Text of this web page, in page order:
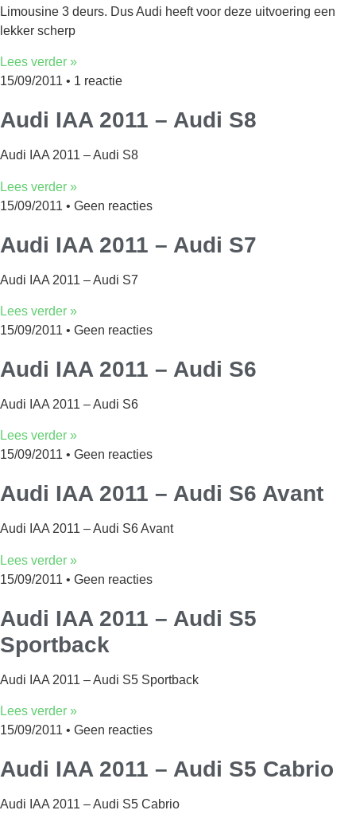
Limousine 3 deurs. Dus Audi heeft voor deze uitvoering een
lekker scherp
Lees verder »
15/09/2011
1 reactie
Audi IAA 2011 – Audi S8
Audi IAA 2011 – Audi S8
Lees verder »
15/09/2011
Geen reacties
Audi IAA 2011 – Audi S7
Audi IAA 2011 – Audi S7
Lees verder »
15/09/2011
Geen reacties
Audi IAA 2011 – Audi S6
Audi IAA 2011 – Audi S6
Lees verder »
15/09/2011
Geen reacties
Audi IAA 2011 – Audi S6 Avant
Audi IAA 2011 – Audi S6 Avant
Lees verder »
15/09/2011
Geen reacties
Audi IAA 2011 – Audi S5
Sportback
Audi IAA 2011 – Audi S5 Sportback
Lees verder »
15/09/2011
Geen reacties
Audi IAA 2011 – Audi S5 Cabrio
Audi IAA 2011 – Audi S5 Cabrio